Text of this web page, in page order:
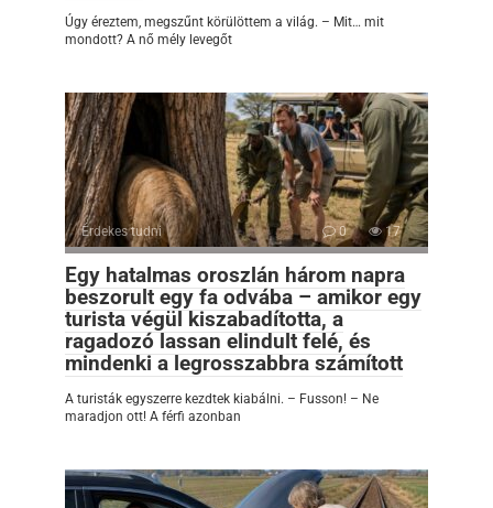
Úgy éreztem, megszűnt körülöttem a világ. – Mit… mit
mondott? A nő mély levegőt
Érdekes tudni 0 17
Egy hatalmas oroszlán három napra
beszorult egy fa odvába – amikor egy
turista végül kiszabadította, a
ragadozó lassan elindult felé, és
mindenki a legrosszabbra számított
A turisták egyszerre kezdtek kiabálni. – Fusson! – Ne
maradjon ott! A férfi azonban